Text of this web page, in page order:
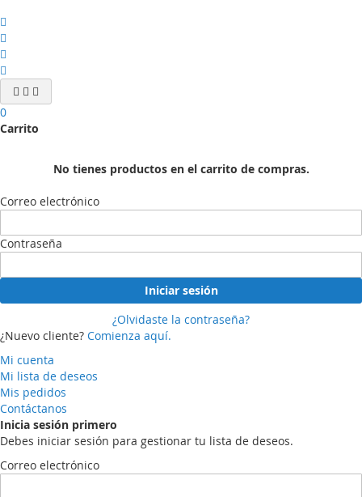
0
Carrito
No tienes productos en el carrito de compras.
Correo electrónico
Contraseña
Iniciar sesión
¿Olvidaste la contraseña?
¿Nuevo cliente? Comienza aquí.
Mi cuenta
Mi lista de deseos
Mis pedidos
Contáctanos
Inicia sesión primero
Debes iniciar sesión para gestionar tu lista de deseos.
Correo electrónico